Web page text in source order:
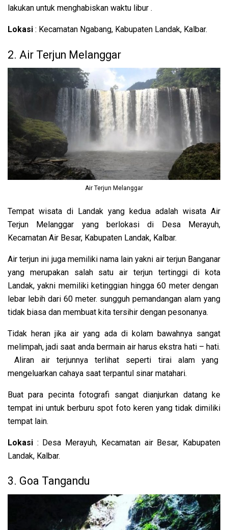
lakukan untuk menghabiskan waktu libur .
Lokasi : Kecamatan Ngabang, Kabupaten Landak, Kalbar.
2. Air Terjun Melanggar
Air Terjun Melanggar
Tempat wisata di Landak yang kedua adalah wisata Air
Terjun Melanggar yang berlokasi di Desa Merayuh,
Kecamatan Air Besar, Kabupaten Landak, Kalbar.
Air terjun ini juga memiliki nama lain yakni air terjun Banganar
yang merupakan salah satu air terjun tertinggi di kota
Landak, yakni memiliki ketinggian hingga 60 meter dengan
lebar lebih dari 60 meter. sungguh pemandangan alam yang
tidak biasa dan membuat kita tersihir dengan pesonanya.
Tidak heran jika air yang ada di kolam bawahnya sangat
melimpah, jadi saat anda bermain air harus ekstra hati – hati.
Aliran air terjunnya terlihat seperti tirai alam yang
mengeluarkan cahaya saat terpantul sinar matahari.
Buat para pecinta fotografi sangat dianjurkan datang ke
tempat ini untuk berburu spot foto keren yang tidak dimiliki
tempat lain.
Lokasi : Desa Merayuh, Kecamatan air Besar, Kabupaten
Landak, Kalbar.
3. Goa Tangandu